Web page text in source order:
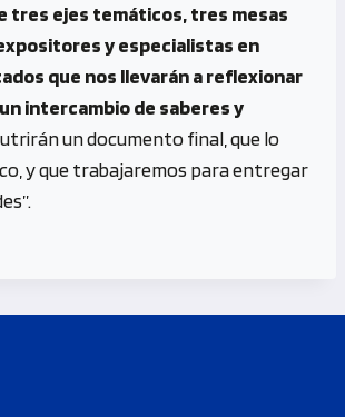
tres ejes temáticos, tres mesas
y especialistas en
que nos llevarán a reflexionar
intercambio de saberes y
un documento final, que lo
y que trabajaremos para entregar